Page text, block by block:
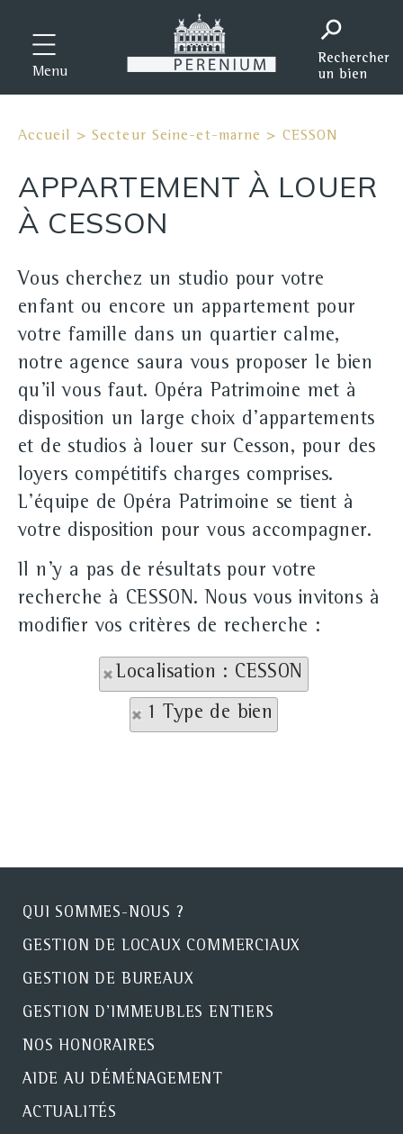
Menu
Accueil >Secteur Seine-et-marne > CESSON
APPARTEMENT À LOUER
À CESSON
Vous cherchez un studio pour votre
enfant ou encore un appartement pour
votre famille dans un quartier calme,
notre agence saura vous proposer le bien
qu'il vous faut. Opéra Patrimoine met à
disposition un large choix d'appartements
et de studios à louer sur Cesson, pour des
loyers compétitifs charges comprises.
L'équipe de Opéra Patrimoine se tient à
votre disposition pour vous accompagner.
Il n'y a pas de résultats pour votre
recherche à CESSON. Nous vous invitons à
modifier vos critères de recherche :
Localisation : CESSON
1 Type de bien
QUI SOMMES-NOUS ?
GESTION DE LOCAUX COMMERCIAUX
GESTION DE BUREAUX
GESTION D'IMMEUBLES ENTIERS
NOS HONORAIRES
AIDE AU DÉMÉNAGEMENT
ACTUALITÉS